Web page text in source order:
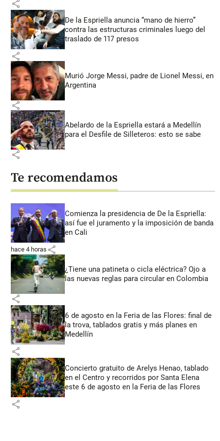
share
De la Espriella anuncia “mano de hierro”
contra las estructuras criminales luego del
traslado de 117 presos
share
Murió Jorge Messi, padre de Lionel Messi, en
Argentina
share
Abelardo de la Espriella estará a Medellín
para el Desfile de Silleteros: esto se sabe
share
Te recomendamos
Comienza la presidencia de De la Espriella:
así fue el juramento y la imposición de banda
en Cali
hace 4 horas share
¿Tiene una patineta o cicla eléctrica? Ojo a
las nuevas reglas para circular en Colombia
share
6 de agosto en la Feria de las Flores: final de
la trova, tablados gratis y más planes en
Medellín
share
Concierto gratuito de Arelys Henao, tablado
en el Centro y recorridos por Santa Elena
este 6 de agosto en la Feria de las Flores
share